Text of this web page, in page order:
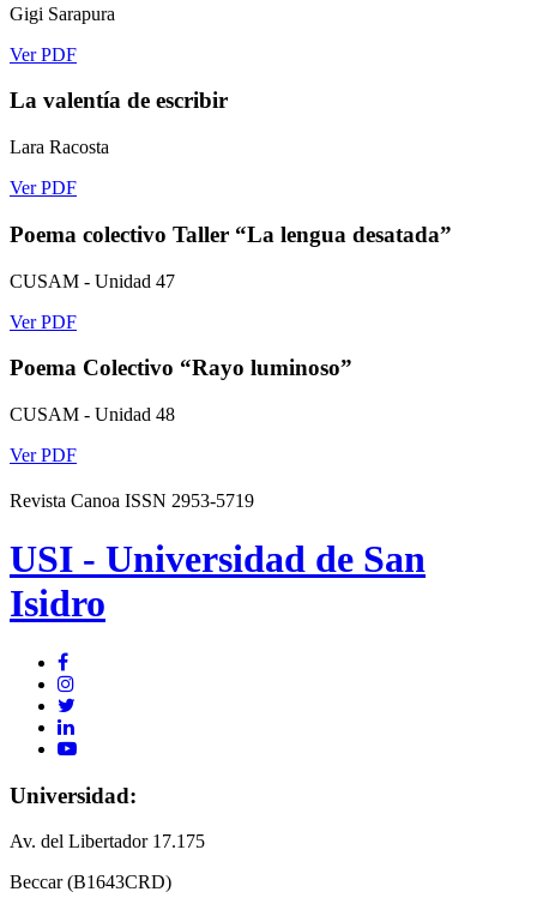
Gigi Sarapura
Ver PDF
La valentía de escribir
Lara Racosta
Ver PDF
Poema colectivo Taller “La lengua desatada”
CUSAM - Unidad 47
Ver PDF
Poema Colectivo “Rayo luminoso”
CUSAM - Unidad 48
Ver PDF
Revista Canoa ISSN 2953-5719
USI - Universidad de San
Isidro
Universidad:
Av. del Libertador 17.175
Beccar (B1643CRD)